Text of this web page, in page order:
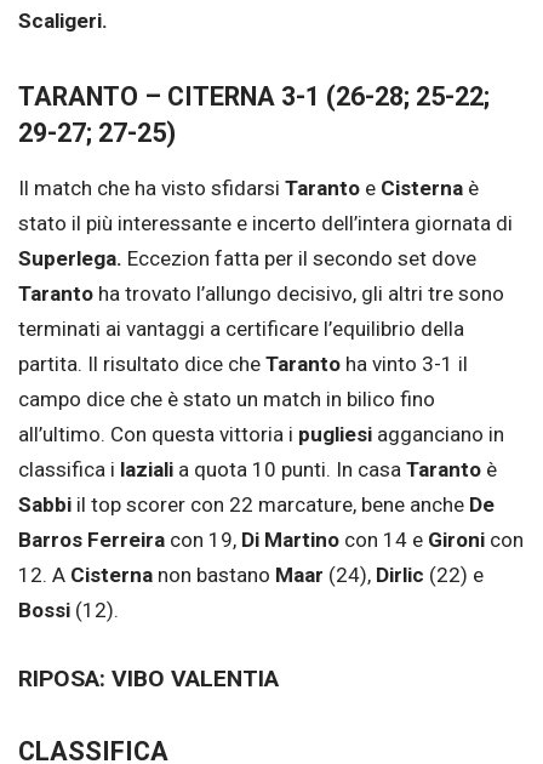
Scaligeri.
TARANTO – CITERNA 3-1 (26-28; 25-22;
29-27; 27-25)
Il match che ha visto sfidarsi Taranto e Cisterna è
stato il più interessante e incerto dell’intera giornata di
Superlega. Eccezion fatta per il secondo set dove
Taranto ha trovato l’allungo decisivo, gli altri tre sono
terminati ai vantaggi a certificare l’equilibrio della
partita. Il risultato dice che Taranto ha vinto 3-1 il
campo dice che è stato un match in bilico fino
all’ultimo. Con questa vittoria i pugliesi agganciano in
classifica i laziali a quota 10 punti. In casa Taranto è
Sabbi il top scorer con 22 marcature, bene anche De
Barros Ferreira con 19, Di Martino con 14 e Gironi con
12. A Cisterna non bastano Maar (24), Dirlic (22) e
Bossi (12).
RIPOSA: VIBO VALENTIA
CLASSIFICA